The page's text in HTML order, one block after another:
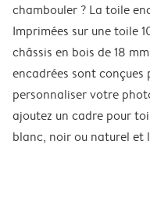
chambouler ? La toile
Imprimées sur une toile
châssis en bois de 18
encadrées sont conçues
personnaliser votre
ajoutez un cadre pour
blanc, noir ou naturel et